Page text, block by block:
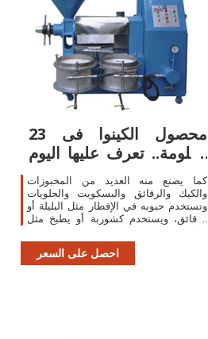
محصول الكينوا فى 23
معلومة.. تعرف عليها اليوم
السابع
كما يصنع منه العديد من المخبوزات
والكيك والرقائق والبسكويت والحلويات
وتستخدم حبوبه في الإفطار مثل البليلة أو
كرقائق، ويستخدم كشوربة أو يطبخ مثل
الآدمى.
احصل على السعر